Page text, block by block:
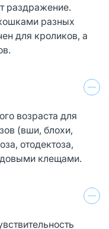
раздражение.
разных
для кроликов, а
возраста для
(вши, блохи,
отодектоза,
клещами.